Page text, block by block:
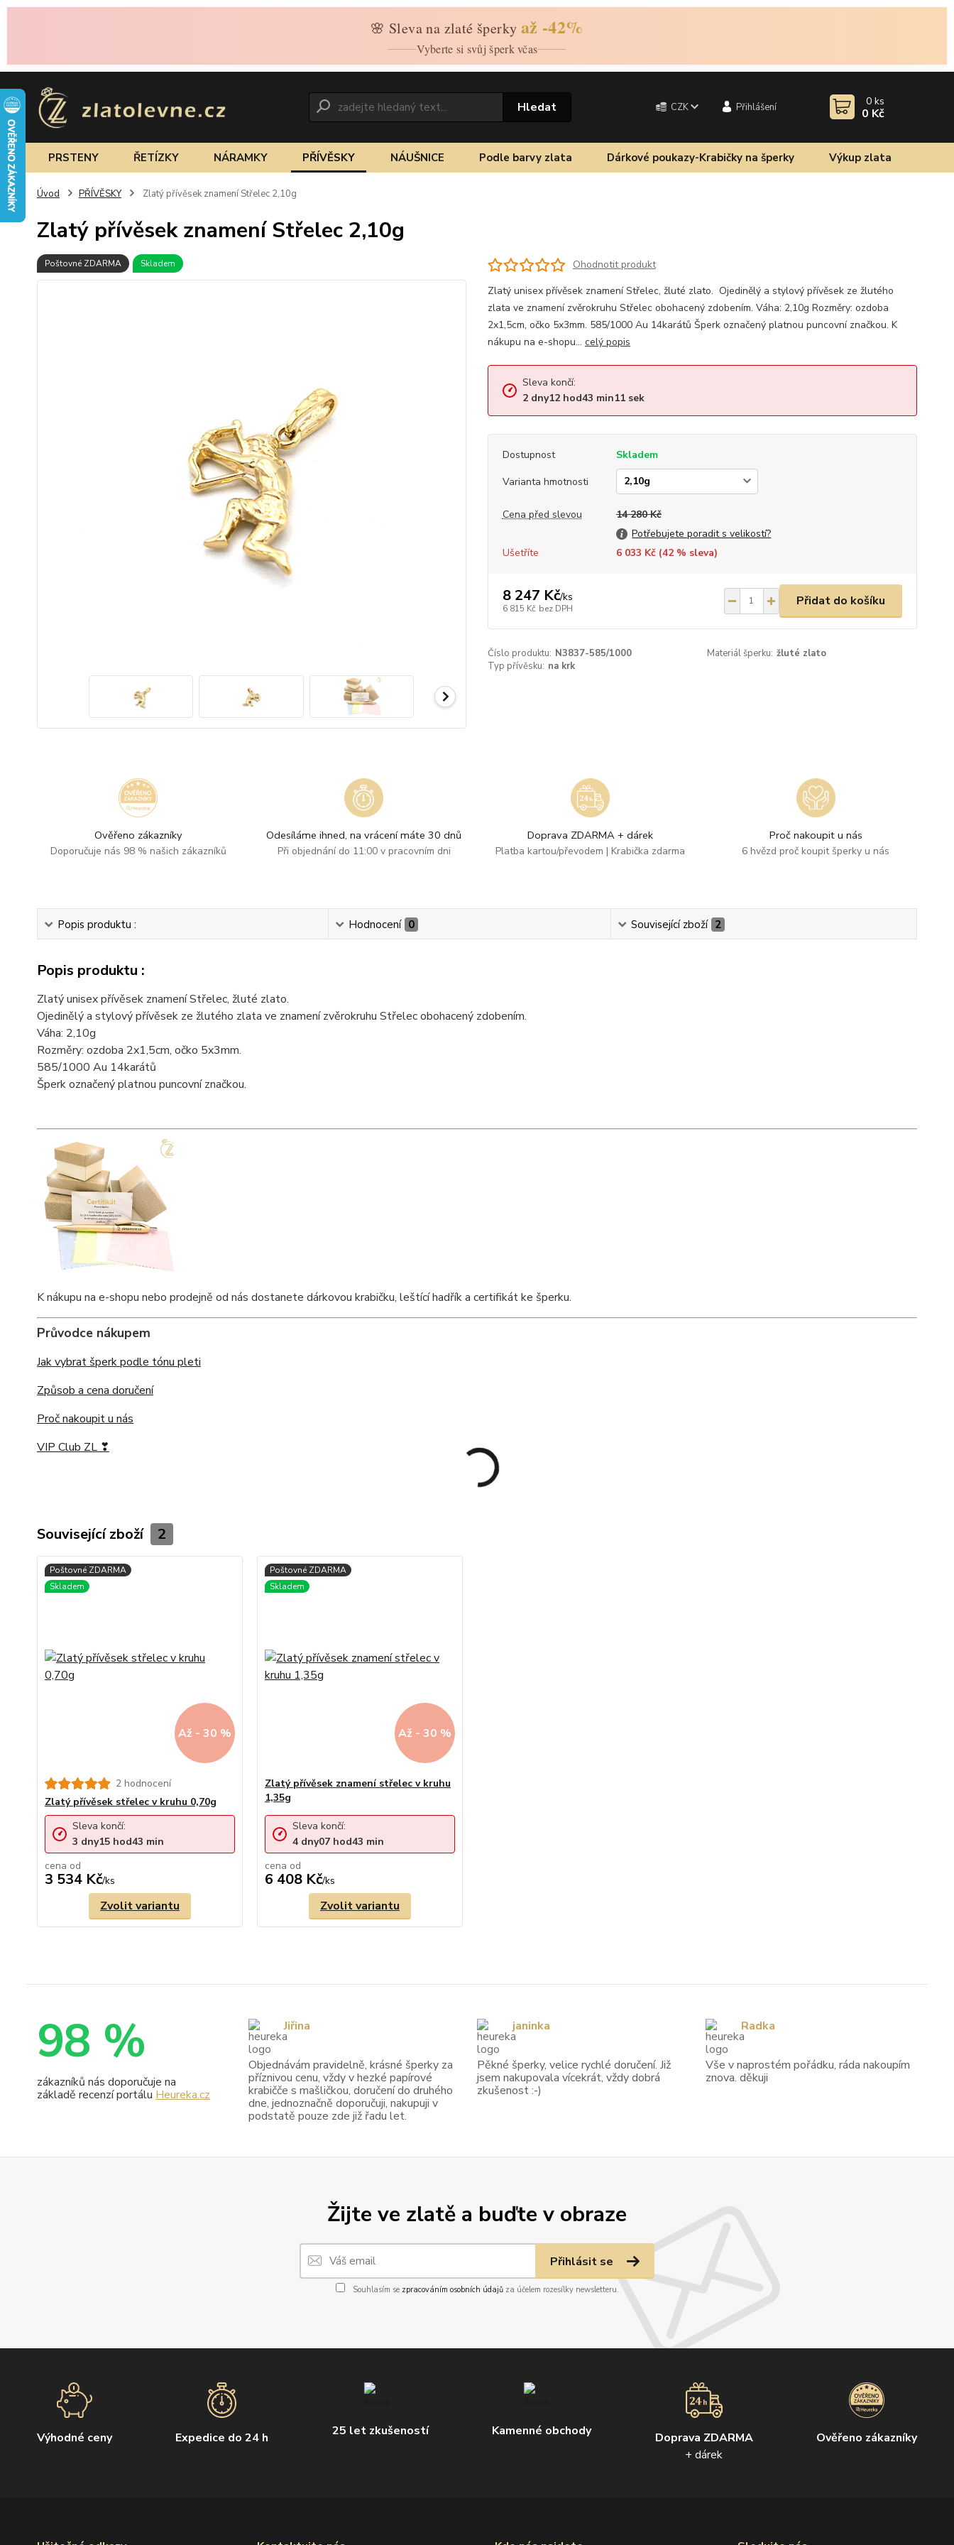
🌸 Sleva na zlaté šperky až -42%
Vyberte si svůj šperk včas
CZK Přihlášení
Hledat 0 ks
0 Kč
PRSTENY ŘETÍZKY NÁRAMKY PŘÍVĚSKY NÁUŠNICE Podle barvy zlata Dárkové poukazy-Krabičky na šperky Výkup zlata
Úvod PŘÍVĚSKY Zlatý přívěsek znamení Střelec 2,10g
Zlatý přívěsek znamení Střelec 2,10g
Poštovné ZDARMA Skladem
Ohodnotit produkt
Zlatý unisex přívěsek znamení Střelec, žluté zlato. Ojedinělý a stylový přívěsek ze žlutého
zlata ve znamení zvěrokruhu Střelec obohacený zdobením. Váha: 2,10g Rozměry: ozdoba
2x1,5cm, očko 5x3mm. 585/1000 Au 14karátů Šperk označený platnou puncovní značkou. K
nákupu na e-shopu... celý popis
Sleva končí:
2 dny12hod43 min10sek
Dostupnost
Skladem
Varianta hmotnosti
Cena před slevou
14 280 Kč
Potřebujete poradit s velikostí?
Ušetříte
6 033 Kč (42% sleva)
8 247 Kč/ks
6 815 Kč bez DPH
Přidat do košíku
Číslo produktu: N3837-585/1000 Materiál šperku: žluté zlato
Typ přívěsku: na krk
Ověřeno zákazníky
Doporučuje nás 98 % našich zákazníků
Odesíláme ihned, na vrácení máte 30 dnů
Při objednání do 11:00 v pracovním dni
Doprava ZDARMA + dárek
Platba kartou/převodem | Krabička zdarma
Proč nakoupit u nás
6 hvězd proč koupit šperky u nás
Popis produktu : Hodnocení 0 Související zboží 2
Popis produktu :
Zlatý unisex přívěsek znamení Střelec, žluté zlato.
Ojedinělý a stylový přívěsek ze žlutého zlata ve znamení zvěrokruhu Střelec obohacený zdobením.
Váha: 2,10g
Rozměry: ozdoba 2x1,5cm, očko 5x3mm.
585/1000 Au 14karátů
Šperk označený platnou puncovní značkou.
K nákupu na e-shopu nebo prodejně od nás dostanete dárkovou krabičku, leštící hadřík a certifikát ke šperku.
Průvodce nákupem
Jak vybrat šperk podle tónu pleti
Způsob a cena doručení
Proč nakoupit u nás
VIP Club ZL ❣
Související zboží 2
Až - 30 %
2 hodnocení
Zlatý přívěsek střelec v kruhu 0,70g
cena od
3 534 Kč/ks
Sleva končí:
3 dny15 hod43 min
Zvolit variantu
Až - 30 %
Zlatý přívěsek znamení střelec v kruhu
1,35g
cena od
6 408 Kč/ks
Sleva končí:
4 dny07 hod43 min
Zvolit variantu
Žijte ve zlatě a buďte v obraze
Přihlásit se
Souhlasím se zpracováním osobních údajůza účelem rozesílky newsletteru.
Výhodné ceny Expedice do 24 h 25 let zkušeností Kamenné obchody
Doprava ZDARMA
+ dárek
Ověřeno zákazníky
98 %
zákazníků nás doporučuje na
základě recenzí portálu Heureka.cz
Objednávám pravidelně, krásné šperky za
příznivou cenu, vždy v hezké papírové
krabičče s mašličkou, doručení do druhého
dne, jednoznačně doporučuji, nakupuji v
podstatě pouze zde již řadu let.
Jiřina
Pěkné šperky, velice rychlé doručení. Již
jsem nakupovala vícekrát, vždy dobrá
zkušenost :-)
janinka
Vše v naprostém pořádku, ráda nakoupím
znova. děkuji
Radka